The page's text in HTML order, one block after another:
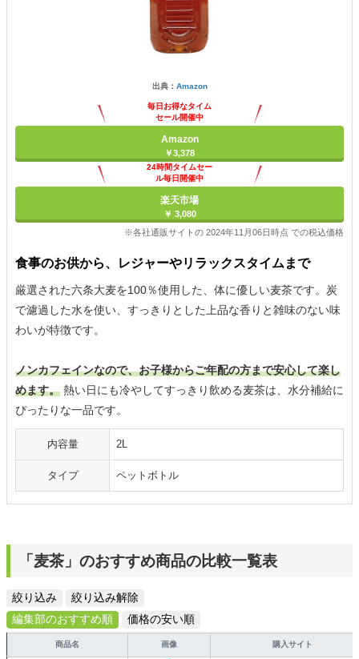
出典： Amazon
毎日お得なタイム
セール開催中
Amazon
￥3,378
24時間タイムセー
ル毎日開催中
楽天市場
￥ 3,080
※各社通販サイトの 2024年11月06日時点 での税込価格
食事のお供から、レジャーやリラックスタイムまで
厳選された六条大麦を100％使用した、体に優しい麦茶です。炭
で濾過した水を使い、すっきりとした上品な香りと雑味のない味
わいが特徴です。
ノンカフェインなので、お子様からご年配の方まで安心して楽し
めます。 熱い日にも冷やしてすっきり飲める麦茶は、水分補給に
ぴったりな一品です。
内容量 2L
タイプ ペットボトル
「麦茶」のおすすめ商品の比較一覧表
絞り込み
絞り込み解除
編集部のおすすめ順
価格の安い順
商品名 画像 購入サイト